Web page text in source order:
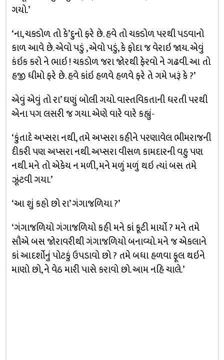
ગયો.’
‘ના, ચક્ડોળ તો કે’દુનો ફરે છે. હવે તો ચક્ડોળ પરથી પડવાનો
કાળ આવે છે. એવો પડું , એવો પડું, કે ફોદા જ વેરાઇ જાય. એવું
કંઇક કરો ને ભાઇ ! ચકડોળ જરા જોરથી ફેરવો ને ગઢવી. આ તો
હજી ધીમો ફરે છે. હવે કાંઇ હળવે હળવે ફરે તે ગમે ખરૂં કે ?’
એવું એવું તો રા’ ઘણું બોલી ગયો. વાસ્તવિકતાની ધરતી પરથી
એના પગ લસરી જ ગયા. એણે વારે વારે કહ્યું-
‘કુંતાદે અપ્સરા નથી, તમે અપ્સરા કહીને પરણાવેલ ભીમરાજની
દીકરી પણ અપ્સરા નથી. અપ્સરા વીસળ કામદારની વહુ પણ
નથી. મને તો એકેય ન મળી, મને મળું મળું થઇ ત્યાં બસ તમે
ઝૂંટવી ગયા.’
‘આ શું કહો છો રા’ ગંગાજળિયા ?’
‘ગંગાજળિયો ગંગાજળિયો કહી મને કાં કૂટી માર્યો ? મને તમે
સૌએ બસ જોરાવરીથી ગંગાજળિયો બનાવ્યો. મને જ એકલાને
કાં આદર્શોનું પોટકું ઉપડાવો છો ? તમે બધા હળવા ફૂલ થઇને
માણો છો, ને વેઠ મારી પાસે કરાવો છો. આમ નહિ ચાલે.’